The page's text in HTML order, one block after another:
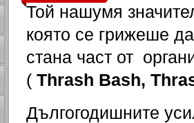
Той нашумя
която се грижеше
стана част от
( Thrash Bash,
Дългогодишните